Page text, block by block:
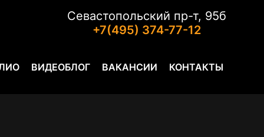
Севастопольский пр-т, 95б
+7(495) 374-77-12
ВИДЕОБЛОГ ВАКАНСИИ КОНТАКТЫ